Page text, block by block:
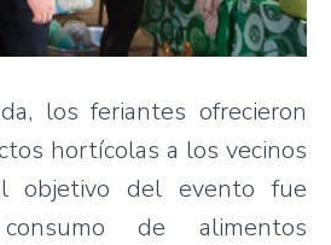
los feriantes ofrecieron
hortícolas a los vecinos
objetivo del evento fue
de alimentos